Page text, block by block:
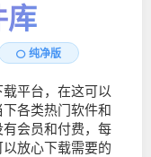
库
纯净版
平台，在这可以
各类热门软件和
会员和付费，每
放心下载需要的